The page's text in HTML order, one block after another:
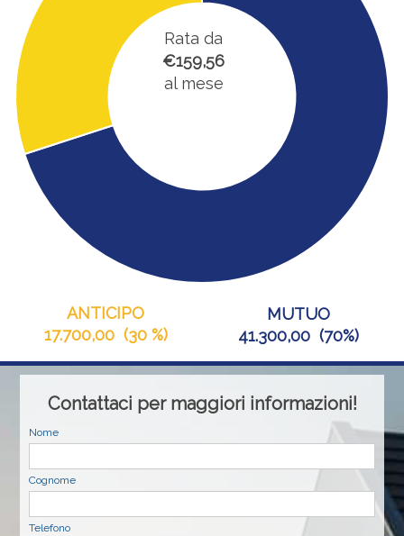
Rata da
€159,56
al mese
ANTICIPO
17.700,00(30 %)
MUTUO
41.300,00 (70%)
Contattaci per maggiori informazioni!
Nome
Cognome
Telefono